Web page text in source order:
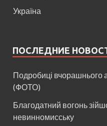
Україна
ПОСЛЕДНИЕ
Подробиці вчорашнього
(ФОТО)
Благодатний вогонь
невинномисську